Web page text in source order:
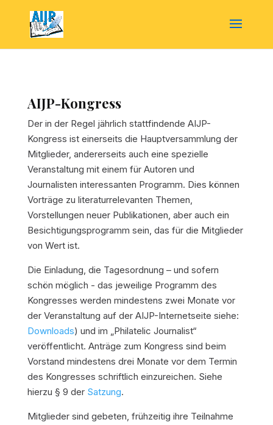
AIJP-Kongress
Der in der Regel jährlich stattfindende AIJP-
Kongress ist einerseits die Hauptversammlung der
Mitglieder, andererseits auch eine spezielle
Veranstaltung mit einem für Autoren und
Journalisten interessanten Programm. Dies können
Vorträge zu literaturrelevanten Themen,
Vorstellungen neuer Publikationen, aber auch ein
Besichtigungsprogramm sein, das für die Mitglieder
von Wert ist.
Die Einladung, die Tagesordnung – und sofern
schön möglich - das jeweilige Programm des
Kongresses werden mindestens zwei Monate vor
der Veranstaltung auf der AIJP-Internetseite siehe:
Downloads) und im „Philatelic Journalist“
veröffentlicht. Anträge zum Kongress sind beim
Vorstand mindestens drei Monate vor dem Termin
des Kongresses schriftlich einzureichen. Siehe
hierzu § 9 der Satzung.
Mitglieder sind gebeten, frühzeitig ihre Teilnahme